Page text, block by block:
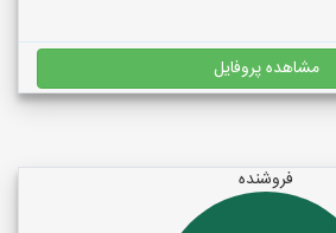
مشاهده پروفایل
فروشنده